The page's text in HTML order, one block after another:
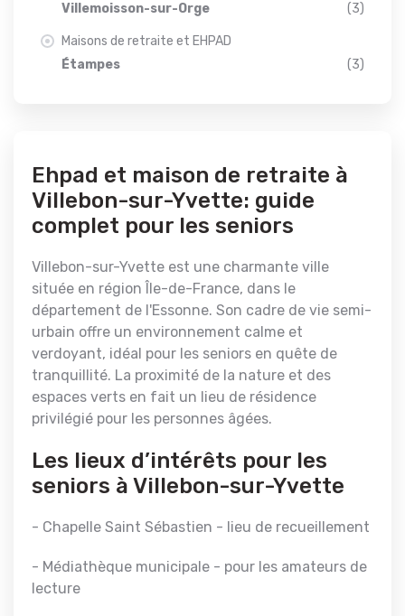
Villemoisson-sur-Orge
(3)
Maisons de retraite et EHPAD
Étampes
(3)
Ehpad et maison de retraite à
Villebon-sur-Yvette: guide
complet pour les seniors
Villebon-sur-Yvette est une charmante ville
située en région Île-de-France, dans le
département de l'Essonne. Son cadre de vie semi-
urbain offre un environnement calme et
verdoyant, idéal pour les seniors en quête de
tranquillité. La proximité de la nature et des
espaces verts en fait un lieu de résidence
privilégié pour les personnes âgées.
Les lieux d’intérêts pour les
seniors à Villebon-sur-Yvette
- Chapelle Saint Sébastien - lieu de recueillement
- Médiathèque municipale - pour les amateurs de
lecture